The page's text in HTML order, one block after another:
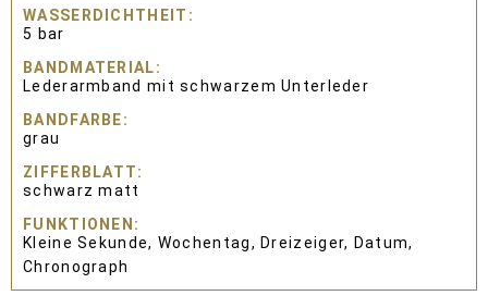
WASSERDICHTHEIT
5 bar
BANDMATERIAL
Lederarmband mit schwarzem Unterleder
BANDFARBE
grau
ZIFFERBLATT
schwarz matt
FUNKTIONEN
Kleine Sekunde, Wochentag, Dreizeiger, Datum,
Chronograph